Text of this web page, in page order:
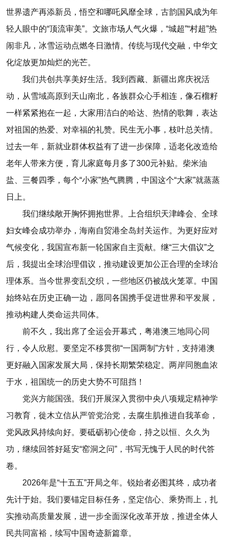
世界遗产再添新员，悟空和哪吒风靡全球，古韵国风成为年
轻人眼中的“顶流审美”。文旅市场人气火爆，“城超”“村超”热
闹非凡，冰雪运动点燃冬日激情。传统与现代交融，中华文
化绽放更加灿烂的光芒。
我们共创共享美好生活。我到西藏、新疆出席庆祝活
动，从雪域高原到天山南北，各族群众心手相连，像石榴籽
一样紧紧抱在一起，大家用洁白的哈达、热情的歌舞，表达
对祖国的热爱、对幸福的礼赞。民生无小事，枝叶总关情。
过去一年，新就业群体权益有了进一步保障，适老化改造给
老年人带来方便，育儿家庭每月多了300元补贴。柴米油
盐、三餐四季，每个“小家”热气腾腾，中国这个“大家”就蒸蒸
日上。
我们继续敞开胸怀拥抱世界。上合组织天津峰会、全球
妇女峰会成功举办，海南自贸港全岛封关运作。为更好应对
气候变化，我国宣布新一轮国家自主贡献。继“三大倡议”之
后，我提出全球治理倡议，推动建设更加公正合理的全球治
理体系。当今世界变乱交织，一些地区仍被战火笼罩。中国
始终站在历史正确一边，愿同各国携手促进世界和平发展，
推动构建人类命运共同体。
前不久，我出席了全运会开幕式，粤港澳三地同心同
行，令人欣慰。要坚定不移贯彻“一国两制”方针，支持港澳
更好融入国家发展大局，保持长期繁荣稳定。两岸同胞血浓
于水，祖国统一的历史大势不可阻挡！
党兴方能国强。我们开展深入贯彻中央八项规定精神学
习教育，徙木立信从严管党治党，去腐生肌推进自我革命，
党风政风持续向好。要砥砺初心使命，持之以恒、久久为
功，继续回答好延安“窑洞之问”，书写无愧于人民的时代答
卷。
2026年是“十五五”开局之年。锐始者必图其终，成功者
先计于始。我们要锚定目标任务，坚定信心、乘势而上，扎
实推动高质量发展，进一步全面深化改革开放，推进全体人
民共同富裕，续写中国奇迹新篇章。